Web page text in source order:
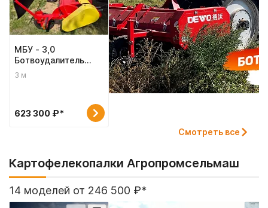
МБУ - 3,0
Ботвоудалитель
облегченный
3 м
623 300 ₽*
Смотреть все
Картофелекопалки Агропромсельмаш
14 моделей от 246 500 ₽*